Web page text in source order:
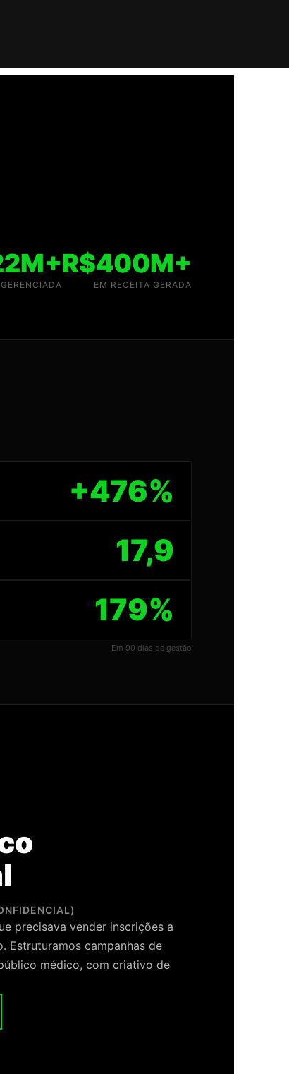
R$400M+
EM RECEITA GERADA
+476%
17,9
179%
Em 90 dias de gestão
precisava vender inscrições a
Estruturamos campanhas de
médico, com criativo de